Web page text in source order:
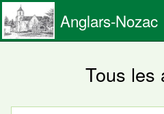
Anglars-Nozac
Tous les